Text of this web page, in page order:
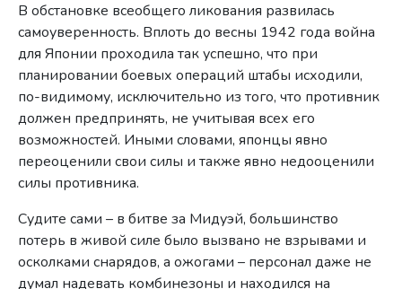
В обстановке всеобщего ликования развилась
самоуверенность. Вплоть до весны 1942 года война
для Японии проходила так успешно, что при
планировании боевых операций штабы исходили,
по-видимому, исключительно из того, что противник
должен предпринять, не учитывая всех его
возможностей. Иными словами, японцы явно
переоценили свои силы и также явно недооценили
силы противника.
Судите сами – в битве за Мидуэй, большинство
потерь в живой силе было вызвано не взрывами и
осколками снарядов, а ожогами – персонал даже не
думал надевать комбинезоны и находился на